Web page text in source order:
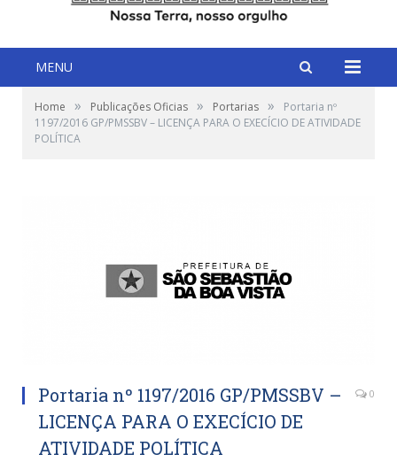
MENU
Home » Publicações Oficias » Portarias »
Portaria nº
1197/2016 GP/PMSSBV – LICENÇA PARA O EXECÍCIO DE ATIVIDADE
POLÍTICA
Portaria nº 1197/2016 GP/PMSSBV –
LICENÇA PARA O EXECÍCIO DE
ATIVIDADE POLÍTICA
0